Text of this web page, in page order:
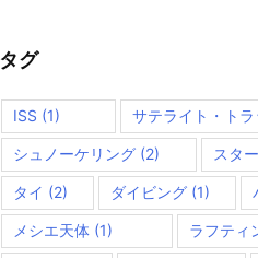
タグ
ISS (1) サテライト・トラ
シュノーケリング (2) スタ
タイ (2) ダイビング (1)
メシエ天体 (1) ラフティ